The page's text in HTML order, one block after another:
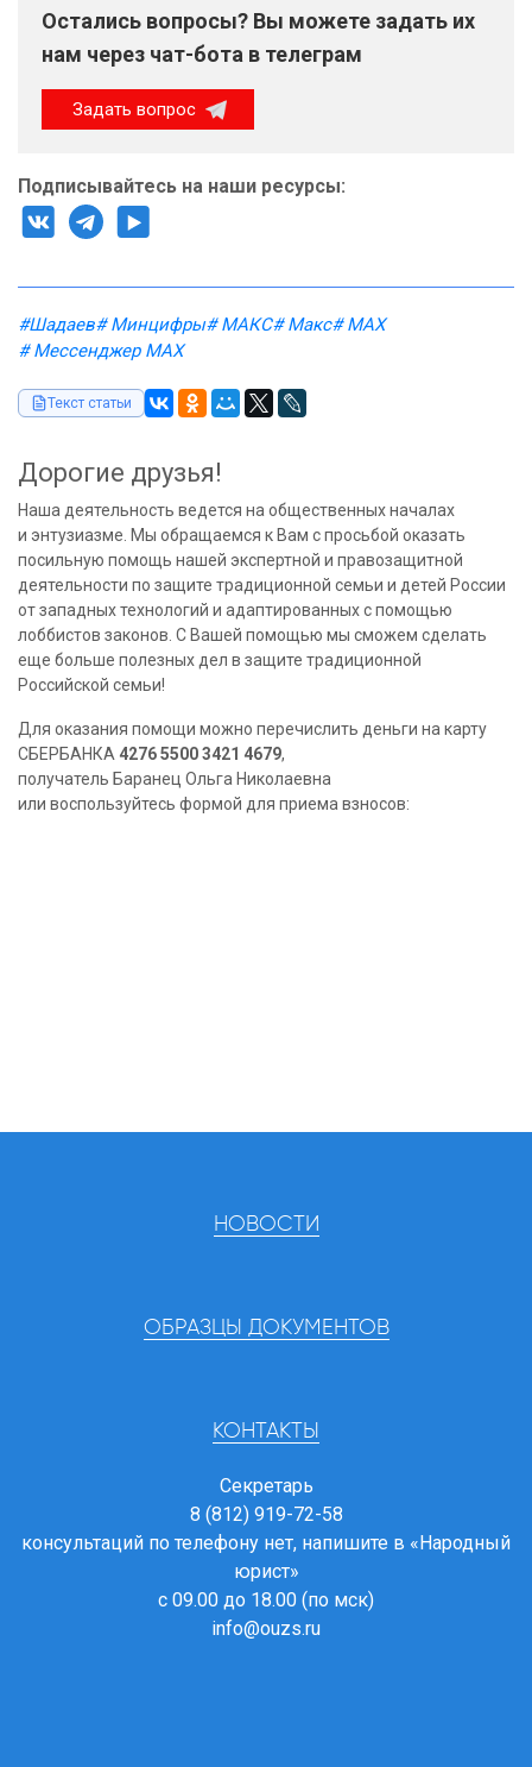
Остались вопросы? Вы можете задать их
нам через чат-бота в телеграм
Задать вопрос
Подписывайтесь на наши ресурсы:
#Шадаев# Минцифры# МАКС# Макс# MAX
# Мессенджер MAX
Текст статьи
Дорогие друзья!
Наша деятельность ведется на общественных началах
и энтузиазме. Мы обращаемся к Вам с просьбой оказать
посильную помощь нашей экспертной и правозащитной
деятельности по защите традиционной семьи и детей России
от западных технологий и адаптированных с помощью
лоббистов законов. С Вашей помощью мы сможем сделать
еще больше полезных дел в защите традиционной
Российской семьи!
Для оказания помощи можно перечислить деньги на карту
СБЕРБАНКА 4276 5500 3421 4679,
получатель Баранец Ольга Николаевна
или воспользуйтесь формой для приема взносов:
НОВОСТИ
ОБРАЗЦЫ ДОКУМЕНТОВ
КОНТАКТЫ
Секретарь
8 (812) 919-72-58
консультаций по телефону нет, напишите в «Народный
юрист»
с 09.00 до 18.00 (по мск)
info@ouzs.ru